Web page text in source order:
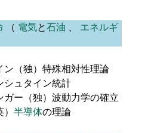
（ 電気と石油 、 エネルギ
ン（独）特殊相対性理論
シュタイン統計
ガー（独）波動力学の確立
半導体の理論